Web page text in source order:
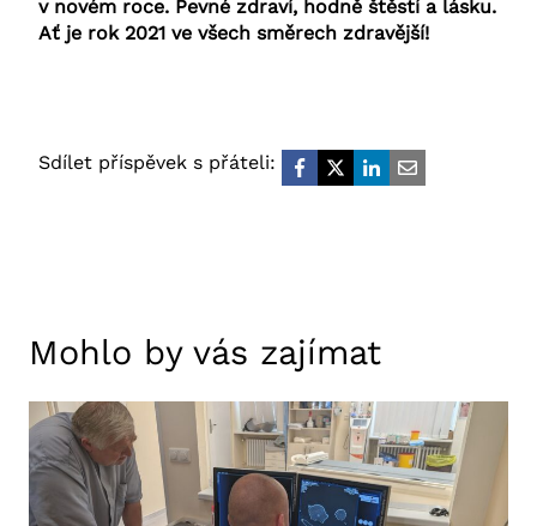
v novém roce. Pevné zdraví, hodně štěstí a lásku.
Ať je rok 2021 ve všech směrech zdravější!
Sdílet příspěvek s přáteli:
Mohlo by vás zajímat